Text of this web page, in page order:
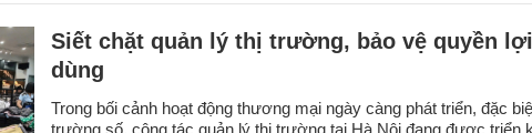
Siết chặt quản lý thị trường, bảo vệ quyền
dùng
Trong bối cảnh hoạt động thương mại ngày càng phát triển, đặc
trường số, công tác quản lý thị trường tại Hà Nội đang được triển